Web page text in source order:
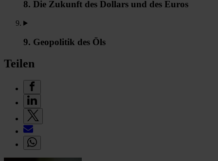
8. Die Zukunft des Dollars und des Euros
9. Geopolitik des Öls
Teilen